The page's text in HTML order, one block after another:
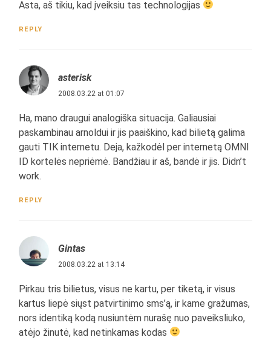
Asta, aš tikiu, kad įveiksiu tas technologijas
REPLY
asterisk
2008.03.22 at 01:07
Ha, mano draugui analogiška situacija. Galiausiai
paskambinau arnoldui ir jis paaiškino, kad bilietą galima
gauti TIK internetu. Deja, kažkodėl per internetą OMNI
ID kortelės nepriėmė. Bandžiau ir aš, bandė ir jis. Didn’t
work.
REPLY
Gintas
2008.03.22 at 13:14
Pirkau tris bilietus, visus ne kartu, per tiketą, ir visus
kartus liepė siųst patvirtinimo sms’ą, ir kame gražumas,
nors identiką kodą nusiuntėm nurašę nuo paveiksliuko,
atėjo žinutė, kad netinkamas kodas